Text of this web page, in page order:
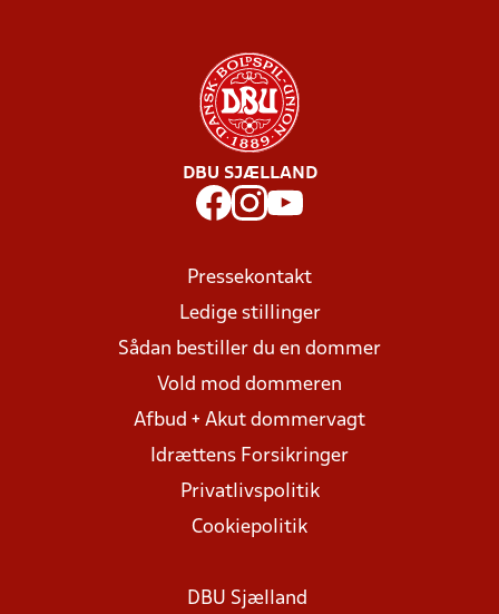
DBU SJÆLLAND
Pressekontakt
Ledige stillinger
Sådan bestiller du en dommer
Vold mod dommeren
Afbud + Akut dommervagt
Idrættens Forsikringer
Privatlivspolitik
Cookiepolitik
DBU Sjælland